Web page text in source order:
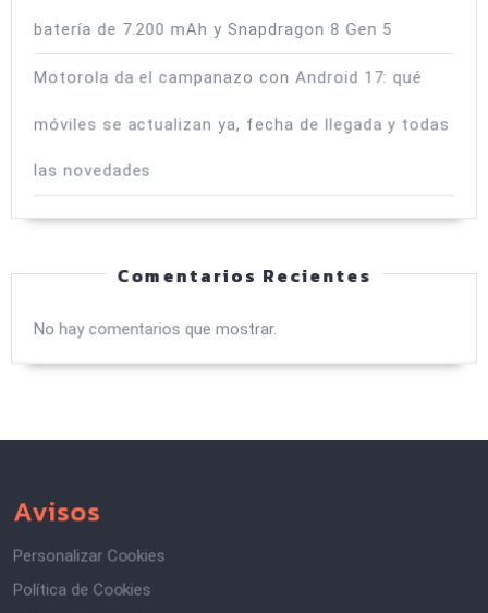
batería de 7.200 mAh y Snapdragon 8 Gen 5
Motorola da el campanazo con Android 17: qué
móviles se actualizan ya, fecha de llegada y todas
las novedades
Comentarios Recientes
No hay comentarios que mostrar.
Avisos
Personalizar Cookies
Política de Cookies